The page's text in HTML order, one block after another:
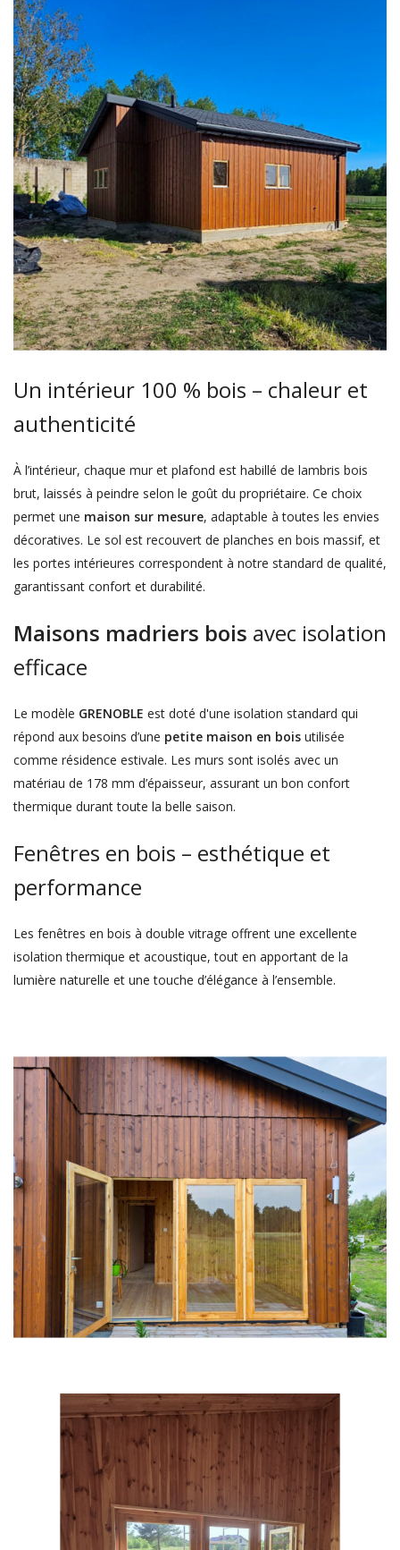
Un intérieur 100 % bois – chaleur et
authenticité
À l’intérieur, chaque mur et plafond est habillé de lambris bois
brut, laissés à peindre selon le goût du propriétaire. Ce choix
permet une maison sur mesure, adaptable à toutes les envies
décoratives. Le sol est recouvert de planches en bois massif, et
les portes intérieures correspondent à notre standard de qualité,
garantissant confort et durabilité.
Maisons madriers bois avec isolation
efficace
Le modèle GRENOBLE est doté d'une isolation standard qui
répond aux besoins d’une petite maison en boisutilisée
comme résidence estivale. Les murs sont isolés avec un
matériau de 178 mm d’épaisseur, assurant un bon confort
thermique durant toute la belle saison.
Fenêtres en bois – esthétique et
performance
Les fenêtres en bois à double vitrage offrent une excellente
isolation thermique et acoustique, tout en apportant de la
lumière naturelle et une touche d’élégance à l’ensemble.